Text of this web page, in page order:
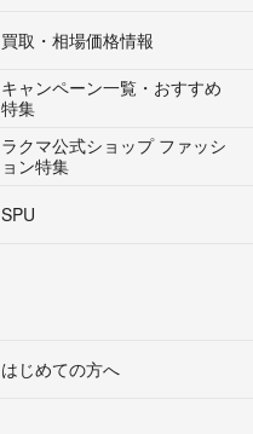
買取・相場価格情報
キャンペーン一覧・おすすめ
特集
ラクマ公式ショップ ファッシ
ョン特集
SPU
はじめての方へ